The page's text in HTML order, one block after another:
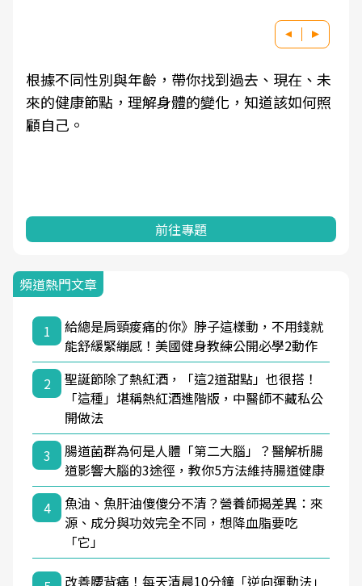
根據不同性別與年齡，帶你找到過去、現在、未
來的健康節點，理解身體的變化，知道該如何照
顧自己。
前往專題
頻道熱門文章
1
給總是肩頸痠痛的你》脖子這樣動，不用錢就
能舒緩緊繃感！美國健身教練公開必學2動作
2
聖誕節除了熱紅酒，「這2道甜點」也很搭！
「這種」堪稱熱紅酒進階版，中醫師不藏私公
開做法
3
腸道菌群為何是人體「第二大腦」？醫解析腸
道影響大腦的3途徑，教你5方法維持腸道健康
4
魚油、魚肝油傻傻分不清？營養師揭差異：來
源、成分與功效完全不同，想降血脂要吃
「它」
改善腰背痛！每天清晨10分鐘「逆向運動法」